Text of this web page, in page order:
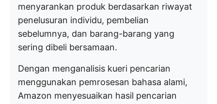
menyarankan produk berdasarkan riwayat
penelusuran individu, pembelian
sebelumnya, dan barang-barang yang
sering dibeli bersamaan.
Dengan menganalisis kueri pencarian
menggunakan pemrosesan bahasa alami,
Amazon menyesuaikan hasil pencarian